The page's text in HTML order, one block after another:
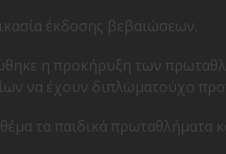
έκδοσης βεβαιώσεων.
η προκήρυξη των
να έχουν διπλωματούχο
τα παιδικά πρωταθλήματα